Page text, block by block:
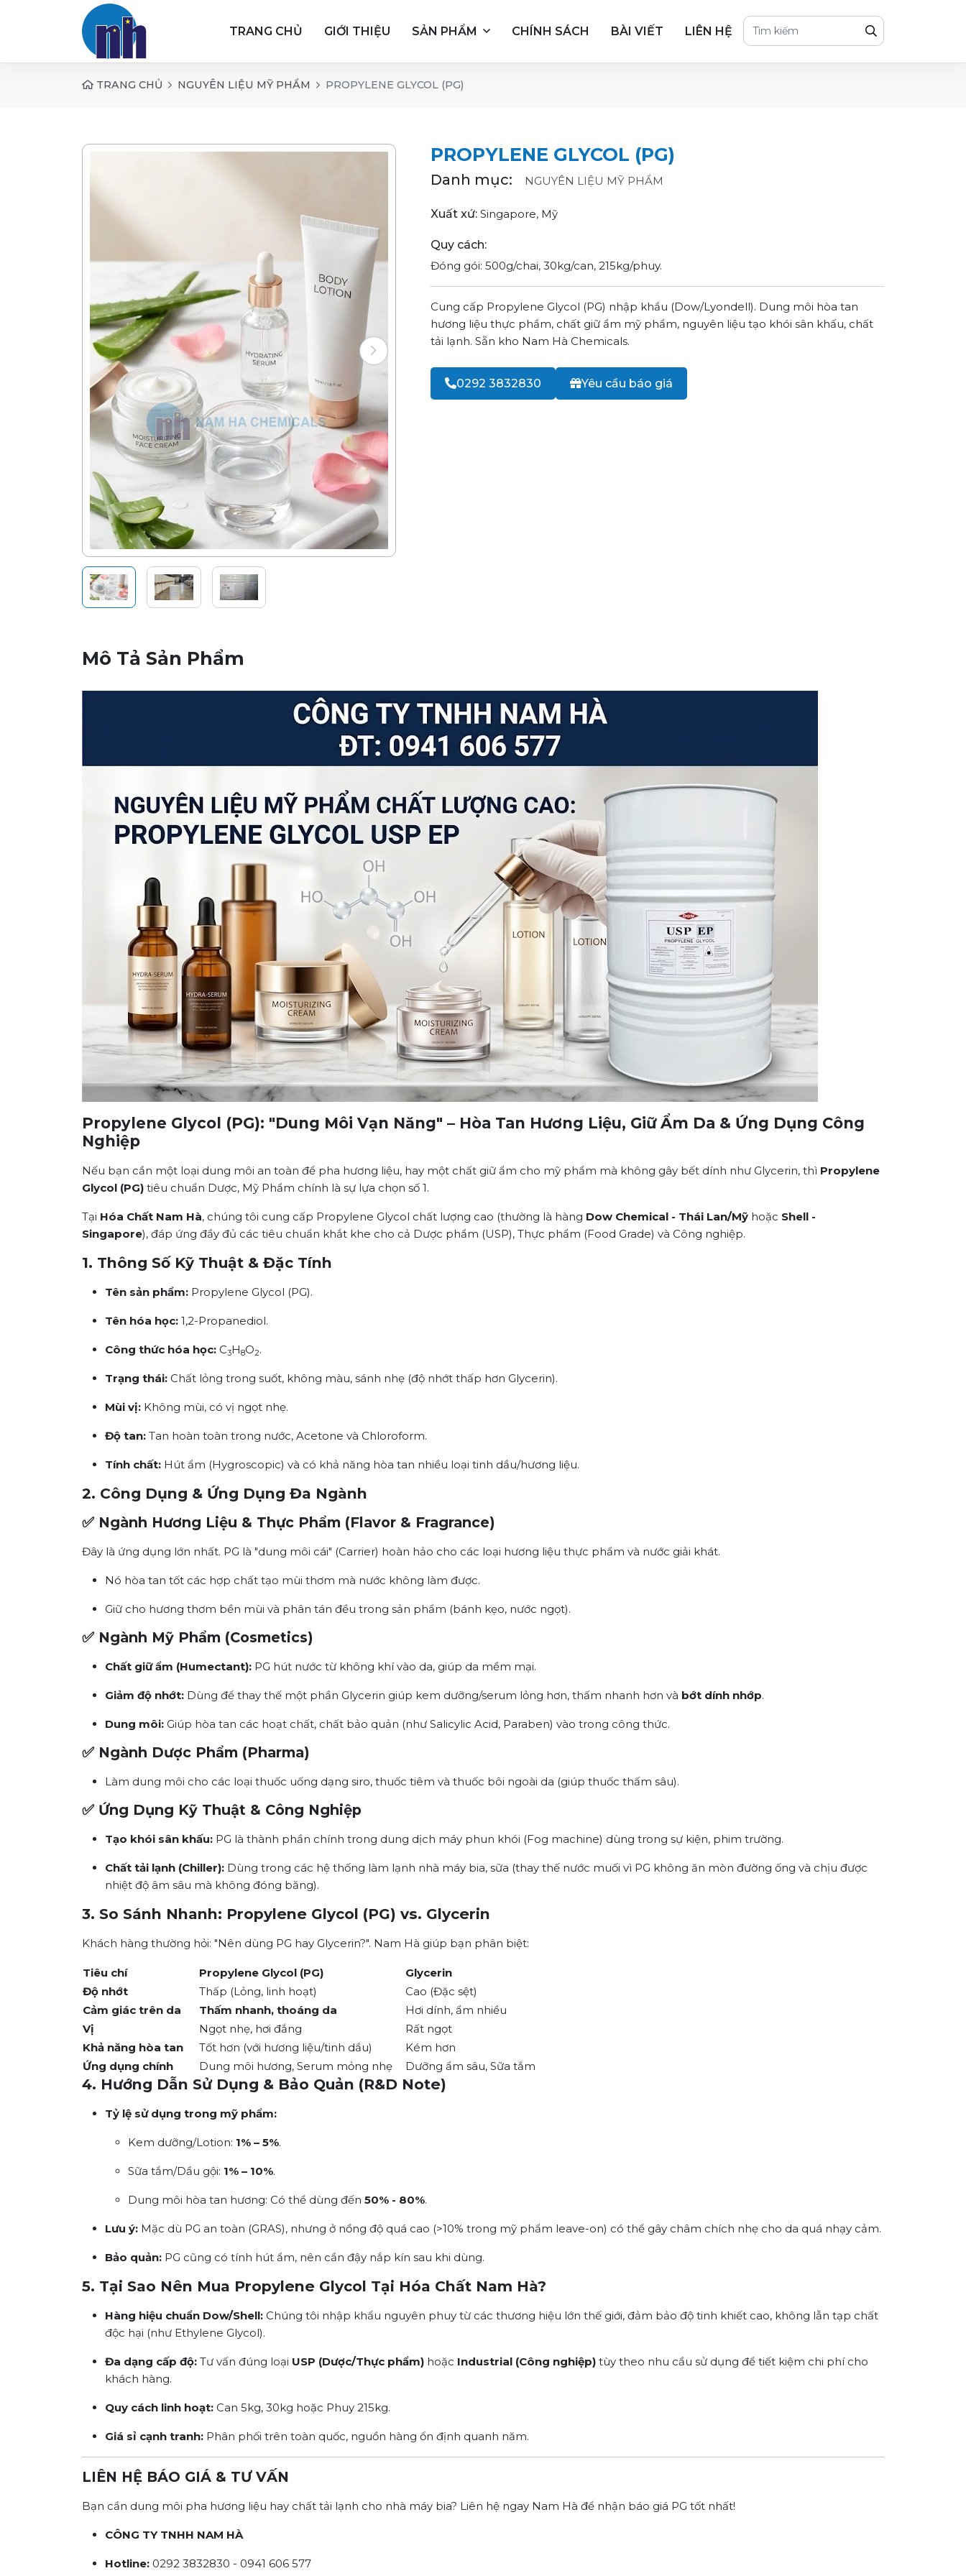
TRANG CHỦ GIỚI THIỆU SẢN PHẨM CHÍNH SÁCH BÀI VIẾT LIÊN HỆ
TRANG CHỦ NGUYÊN LIỆU MỸ PHẨM PROPYLENE GLYCOL (PG)
PROPYLENE GLYCOL (PG)
Danh mục: NGUYÊN LIỆU MỸ PHẨM
Xuất xứ: Singapore, Mỹ
Quy cách:
Đóng gói: 500g/chai, 30kg/can, 215kg/phuy.
Cung cấp Propylene Glycol (PG) nhập khẩu (Dow/Lyondell). Dung môi hòa tan
hương liệu thực phẩm, chất giữ ẩm mỹ phẩm, nguyên liệu tạo khói sân khấu, chất
tải lạnh. Sẵn kho Nam Hà Chemicals.
0292 3832830 Yêu cầu báo giá
Mô Tả Sản Phẩm
Propylene Glycol (PG): "Dung Môi Vạn Năng" – Hòa Tan Hương Liệu, Giữ Ẩm Da & Ứng Dụng Công
Nghiệp
Nếu bạn cần một loại dung môi an toàn để pha hương liệu, hay một chất giữ ẩm cho mỹ phẩm mà không gây bết dính như Glycerin, thì Propylene
Glycol (PG) tiêu chuẩn Dược, Mỹ Phẩm chính là sự lựa chọn số 1.
Tại Hóa Chất Nam Hà, chúng tôi cung cấp Propylene Glycol chất lượng cao (thường là hàng Dow Chemical - Thái Lan/Mỹ hoặc Shell -
Singapore), đáp ứng đầy đủ các tiêu chuẩn khắt khe cho cả Dược phẩm (USP), Thực phẩm (Food Grade) và Công nghiệp.
1. Thông Số Kỹ Thuật & Đặc Tính
Tên sản phẩm: Propylene Glycol (PG).
Tên hóa học: 1,2-Propanediol.
Công thức hóa học: C3H8O2.
Trạng thái: Chất lỏng trong suốt, không màu, sánh nhẹ (độ nhớt thấp hơn Glycerin).
Mùi vị: Không mùi, có vị ngọt nhẹ.
Độ tan: Tan hoàn toàn trong nước, Acetone và Chloroform.
Tính chất: Hút ẩm (Hygroscopic) và có khả năng hòa tan nhiều loại tinh dầu/hương liệu.
2. Công Dụng & Ứng Dụng Đa Ngành
✅ Ngành Hương Liệu & Thực Phẩm (Flavor & Fragrance)
Đây là ứng dụng lớn nhất. PG là "dung môi cái" (Carrier) hoàn hảo cho các loại hương liệu thực phẩm và nước giải khát.
Nó hòa tan tốt các hợp chất tạo mùi thơm mà nước không làm được.
Giữ cho hương thơm bền mùi và phân tán đều trong sản phẩm (bánh kẹo, nước ngọt).
✅ Ngành Mỹ Phẩm (Cosmetics)
Chất giữ ẩm (Humectant): PG hút nước từ không khí vào da, giúp da mềm mại.
Giảm độ nhớt: Dùng để thay thế một phần Glycerin giúp kem dưỡng/serum lỏng hơn, thấm nhanh hơn và bớt dính nhớp.
Dung môi: Giúp hòa tan các hoạt chất, chất bảo quản (như Salicylic Acid, Paraben) vào trong công thức.
✅ Ngành Dược Phẩm (Pharma)
Làm dung môi cho các loại thuốc uống dạng siro, thuốc tiêm và thuốc bôi ngoài da (giúp thuốc thấm sâu).
✅ Ứng Dụng Kỹ Thuật & Công Nghiệp
Tạo khói sân khấu: PG là thành phần chính trong dung dịch máy phun khói (Fog machine) dùng trong sự kiện, phim trường.
Chất tải lạnh (Chiller): Dùng trong các hệ thống làm lạnh nhà máy bia, sữa (thay thế nước muối vì PG không ăn mòn đường ống và chịu được
nhiệt độ âm sâu mà không đóng băng).
3. So Sánh Nhanh: Propylene Glycol (PG) vs. Glycerin
Khách hàng thường hỏi: "Nên dùng PG hay Glycerin?". Nam Hà giúp bạn phân biệt:
Tiêu chí Propylene Glycol (PG)
Glycerin
Độ nhớt
Thấp (Lỏng, linh hoạt)
Cao (Đặc sệt)
Cảm giác trên da
Thấm nhanh, thoáng da
Hơi dính, ẩm nhiều
Vị
Ngọt nhẹ, hơi đắng
Rất ngọt
Khả năng hòa tan
Tốt hơn (với hương liệu/tinh dầu)
Kém hơn
Ứng dụng chính
Dung môi hương, Serum mỏng nhẹ Dưỡng ẩm sâu, Sữa tắm
4. Hướng Dẫn Sử Dụng & Bảo Quản (R&D Note)
Tỷ lệ sử dụng trong mỹ phẩm:
Kem dưỡng/Lotion: 1% – 5%.
Sữa tắm/Dầu gội: 1% – 10%.
Dung môi hòa tan hương: Có thể dùng đến 50% - 80%.
Lưu ý: Mặc dù PG an toàn (GRAS), nhưng ở nồng độ quá cao (>10% trong mỹ phẩm leave-on) có thể gây châm chích nhẹ cho da quá nhạy cảm.
Bảo quản: PG cũng có tính hút ẩm, nên cần đậy nắp kín sau khi dùng.
5. Tại Sao Nên Mua Propylene Glycol Tại Hóa Chất Nam Hà?
Hàng hiệu chuẩn Dow/Shell: Chúng tôi nhập khẩu nguyên phuy từ các thương hiệu lớn thế giới, đảm bảo độ tinh khiết cao, không lẫn tạp chất
độc hại (như Ethylene Glycol).
Đa dạng cấp độ: Tư vấn đúng loại USP (Dược/Thực phẩm) hoặc Industrial (Công nghiệp) tùy theo nhu cầu sử dụng để tiết kiệm chi phí cho
khách hàng.
Quy cách linh hoạt: Can 5kg, 30kg hoặc Phuy 215kg.
Giá sỉ cạnh tranh: Phân phối trên toàn quốc, nguồn hàng ổn định quanh năm.
LIÊN HỆ BÁO GIÁ & TƯ VẤN
Bạn cần dung môi pha hương liệu hay chất tải lạnh cho nhà máy bia? Liên hệ ngay Nam Hà để nhận báo giá PG tốt nhất!
CÔNG TY TNHH NAM HÀ
Hotline: 0292 3832830 - 0941 606 577